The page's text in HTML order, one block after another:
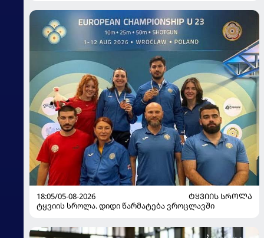
18:05/05-08-2026
ᲢᲧᲕᲘᲘᲡ ᲡᲠᲝᲚᲐ
ტყვიის სროლა. დიდი წარმატება ვროცლავში